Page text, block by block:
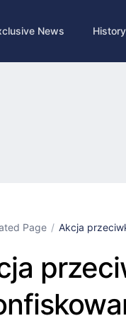
News History
Page Akcja